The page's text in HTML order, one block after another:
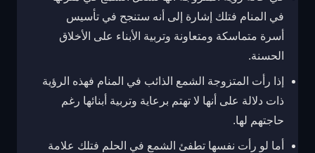
في المنام فتلك إشارة إلى أنه ستنجح في تأسيس
أسرة متماسكة ومتعاونة وتربية الأبناء على الأخلاق
الحسنة.
إذا رأت المتزوجة الشمع الذائب في المنام فهذه الرؤية
ذات دلالة على أنها لا تهتم برعاية وتربية أبنائها رغم
حاجتهم لها.
أما لو رأت نفسها تطفئ الشمع في الحلم فتلك علامة